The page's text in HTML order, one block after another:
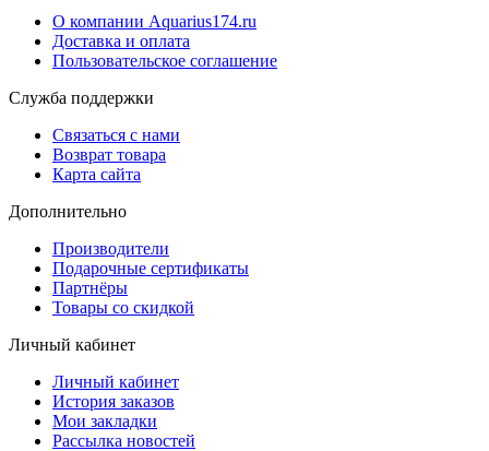
О компании Aquarius174.ru
Доставка и оплата
Пользовательское соглашение
Служба поддержки
Связаться с нами
Возврат товара
Карта сайта
Дополнительно
Производители
Подарочные сертификаты
Партнёры
Товары со скидкой
Личный кабинет
Личный кабинет
История заказов
Мои закладки
Рассылка новостей